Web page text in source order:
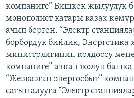
компаниге” Бишкек жылуулук
монополист катары казак
ачып берген. “Электр
борбордук бийлик,
министрлигинин колдоосу
компаниге” ачкан жолун башка
“Жезказган энергосбыт”
сатып алууга “Электр